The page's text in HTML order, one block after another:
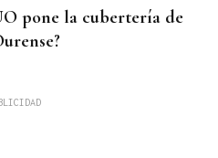
pone la cubertería de